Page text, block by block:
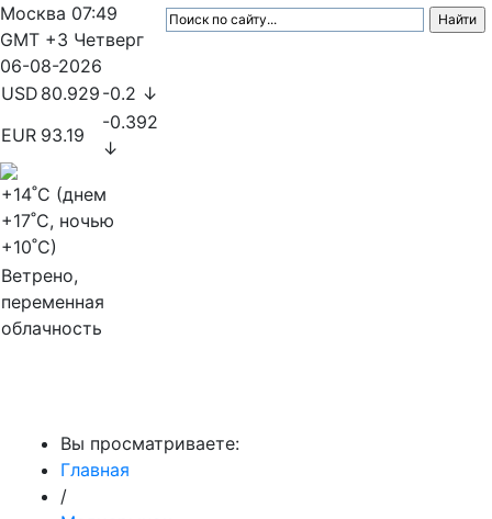
Москва 07:49
GMT +3 Четверг
06-08-2026
USD 80.929 -0.2 ↓
EUR 93.19
-0.392
↓
+14˚C (днем
+17˚C, ночью
+10˚C)
Ветрено,
переменная
облачность
Вы просматриваете:
Главная
/